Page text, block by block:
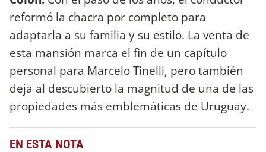
reformó la chacra por completo para
adaptarla a su familia y su estilo. La venta de
esta mansión marca el fin de un capítulo
personal para Marcelo Tinelli, pero también
deja al descubierto la magnitud de una de las
propiedades más emblemáticas de Uruguay.
EN ESTA NOTA